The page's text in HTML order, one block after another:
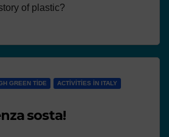
of plastic?
GREEN TIDE
ACTIVITIES IN ITALY
sosta!